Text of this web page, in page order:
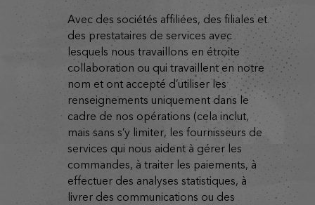
avec des sociétés affiliées, des filiales et
des prestataires de services avec
lesquels nous travaillons en étroite
collaboration ou qui travaillent en notre
nom et ont accepté d’utiliser les
renseignements uniquement dans le
cadre de nos opérations (cela inclut,
mais sans s’y limiter, les fournisseurs de
services qui nous aident à gérer les
commandes, à traiter les paiements, à
effectuer des analyses statistiques, à
livrer des communications ou des